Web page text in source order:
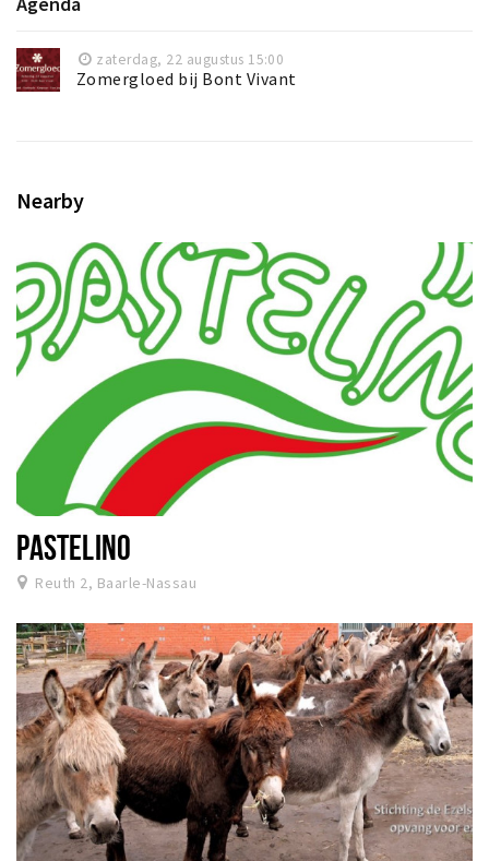
zaterdag, 22 augustus 15:00
Zomergloed bij Bont Vivant
Nearby
PASTELINO
Reuth 2, Baarle-Nassau